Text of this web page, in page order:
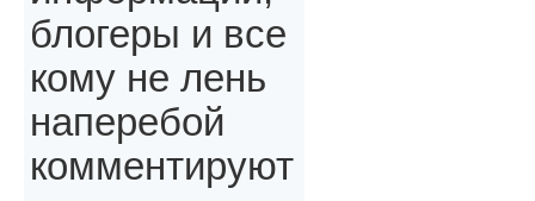
блогеры и все
кому не лень
наперебой
комментируют